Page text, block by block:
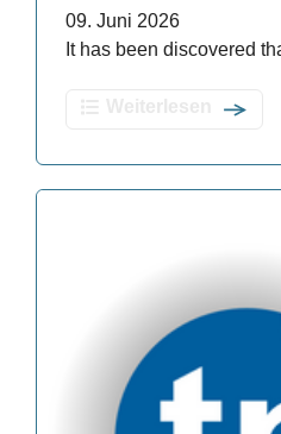
09. Juni 2026
It has been discovered